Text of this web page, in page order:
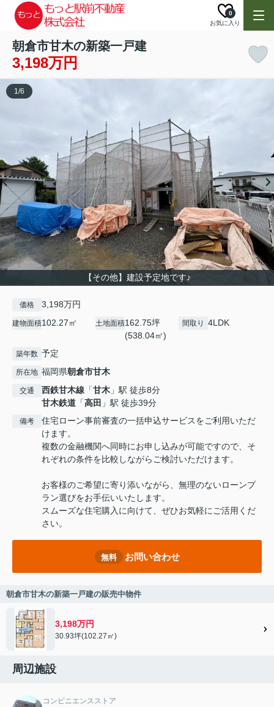
お気に入り
0
朝倉市甘木の新築一戸建
3,198万円
【その他】建設予定地です♪
1/6
価格 3,198万円
建物面積102.27㎡ 土地面積162.75坪
(538.04㎡)
間取り 4LDK
築年数 予定
所在地 福岡県朝倉市甘木
交通 西鉄甘木線 「甘木 」駅 徒歩8分
甘木鉄道 「高田 」駅 徒歩39分
備考
住宅ローン事前審査の一括申込サービスをご利用いただ
けます。
複数の金融機関へ同時にお申し込みが可能ですので、そ
れぞれの条件を比較しながらご検討いただけます。
お客様のご希望に寄り添いながら、無理のないローンプ
ラン選びをお手伝いいたします。
スムーズな住宅購入に向けて、ぜひお気軽にご活用くだ
さい。
無料 お問い合わせ
朝倉市甘木の新築一戸建の販売中物件
3,198万円
30.93坪(102.27㎡)
周辺施設
コンビニエンスストア